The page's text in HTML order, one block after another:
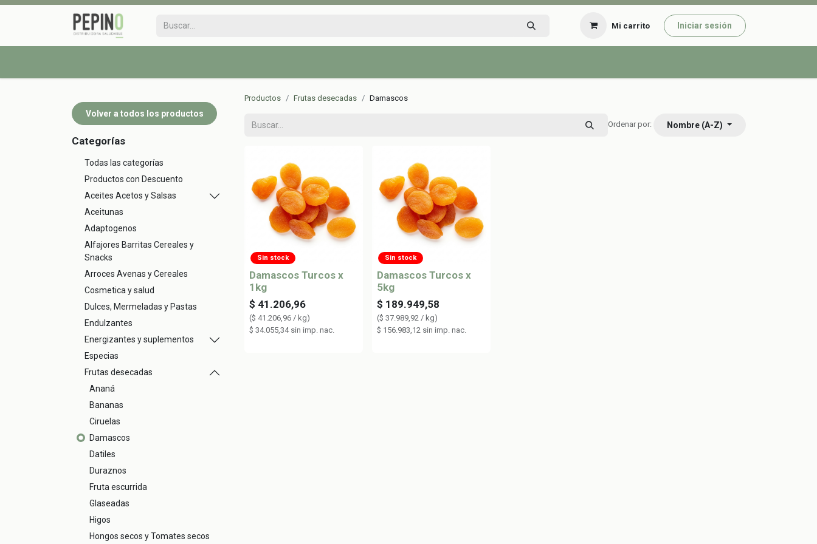
Mi carrito Iniciar sesión
Volver a todos los productos
Categorías
Todas las categorías
Productos con Descuento
Aceites Acetos y Salsas
Aceitunas
Adaptogenos
Alfajores Barritas Cereales y
Snacks
Arroces Avenas y Cereales
Cosmetica y salud
Dulces, Mermeladas y Pastas
Endulzantes
Energizantes y suplementos
Especias
Frutas desecadas
Ananá
Bananas
Ciruelas
Damascos
Datiles
Duraznos
Fruta escurrida
Glaseadas
Higos
Hongos secos y Tomates secos
Productos Frutas desecadas Damascos
Ordenar por: Nombre (A-Z)
Sin stock
Damascos Turcos x
1kg
$ 41.206,96
($ 41.206,96 / kg)
$ 34.055,34 sin imp. nac.
Sin stock
Damascos Turcos x
5kg
$ 189.949,58
($ 37.989,92 / kg)
$ 156.983,12 sin imp. nac.